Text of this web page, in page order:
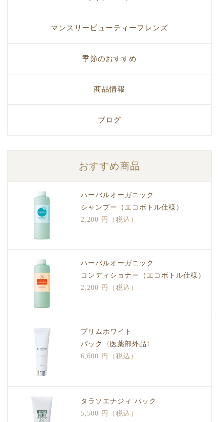
マンスリービューティーフレンズ
季節のおすすめ
商品情報
ブログ
おすすめ商品
ハーバルオーガニック
シャンプー（エコボトル仕様）
2,200 円（税込）
ハーバルオーガニック
コンディショナー（エコボトル仕様）
2,200 円（税込）
プリムホワイト
パック〈医薬部外品〉
6,600 円（税込）
タラソエナジィ パック
5,500 円（税込）